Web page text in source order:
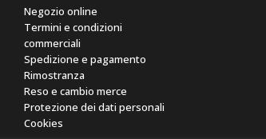
Negozio online
Termini e condizioni
commerciali
Spedizione e pagamento
Rimostranza
Reso e cambio merce
Protezione dei dati personali
Cookies